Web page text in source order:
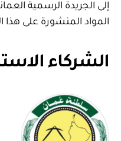
إلى الجريدة الرسمية
المواد المنشورة على هذا
الشركاء